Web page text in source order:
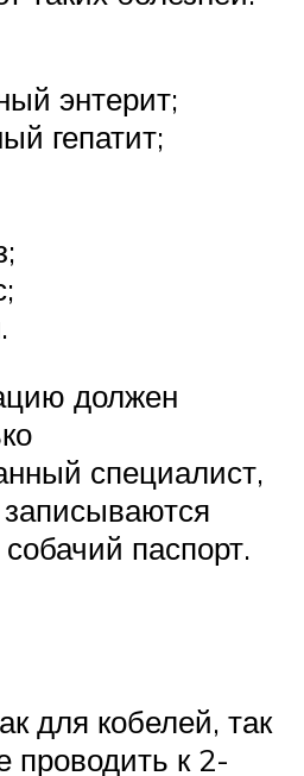
энтерит;
гепатит;
должен
специалист,
паспорт.
для кобелей, так
проводить к 2-